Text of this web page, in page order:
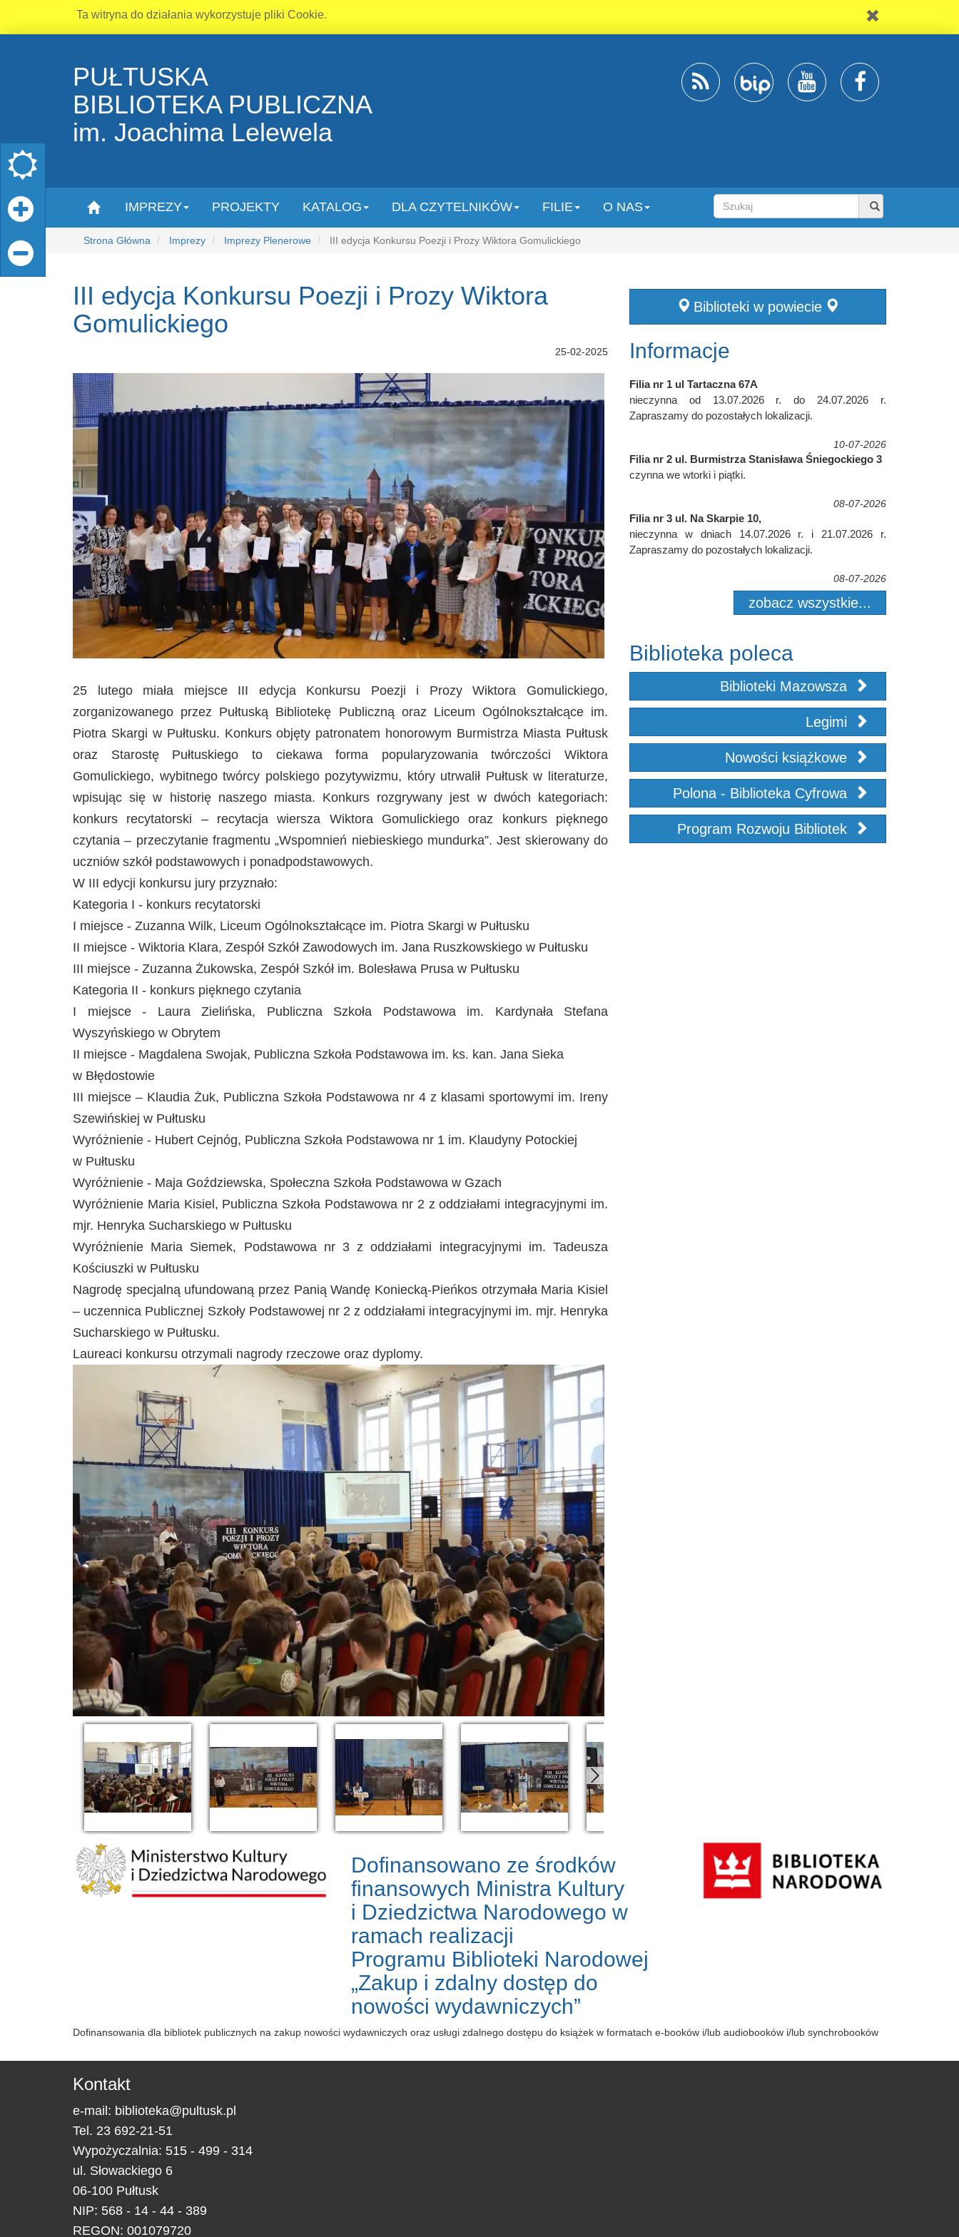
Ta witryna do działania wykorzystuje pliki Cookie.
PUŁTUSKA
BIBLIOTEKA PUBLICZNA
im. Joachima Lelewela
IMPREZY PROJEKTY KATALOG DLA CZYTELNIKÓW FILIE O NAS
Strona Główna Imprezy Imprezy Plenerowe III edycja Konkursu Poezji i Prozy Wiktora Gomulickiego
III edycja Konkursu Poezji i Prozy Wiktora
Gomulickiego
25-02-2025
25 lutego miała miejsce III edycja Konkursu Poezji i Prozy Wiktora Gomulickiego,
zorganizowanego przez Pułtuską Bibliotekę Publiczną oraz Liceum Ogólnokształcące im.
Piotra Skargi w Pułtusku. Konkurs objęty patronatem honorowym Burmistrza Miasta Pułtusk
oraz Starostę Pułtuskiego to ciekawa forma popularyzowania twórczości Wiktora
Gomulickiego, wybitnego twórcy polskiego pozytywizmu, który utrwalił Pułtusk w literaturze,
wpisując się w historię naszego miasta. Konkurs rozgrywany jest w dwóch kategoriach:
konkurs recytatorski – recytacja wiersza Wiktora Gomulickiego oraz konkurs pięknego
czytania – przeczytanie fragmentu „Wspomnień niebieskiego mundurka”. Jest skierowany do
uczniów szkół podstawowych i ponadpodstawowych.
W III edycji konkursu jury przyznało:
Kategoria I - konkurs recytatorski
I miejsce - Zuzanna Wilk, Liceum Ogólnokształcące im. Piotra Skargi w Pułtusku
II miejsce - Wiktoria Klara, Zespół Szkół Zawodowych im. Jana Ruszkowskiego w Pułtusku
III miejsce - Zuzanna Żukowska, Zespół Szkół im. Bolesława Prusa w Pułtusku
Kategoria II - konkurs pięknego czytania
I miejsce - Laura Zielińska, Publiczna Szkoła Podstawowa im. Kardynała Stefana
Wyszyńskiego w Obrytem
II miejsce - Magdalena Swojak, Publiczna Szkoła Podstawowa im. ks. kan. Jana Sieka
w Błędostowie
III miejsce – Klaudia Żuk, Publiczna Szkoła Podstawowa nr 4 z klasami sportowymi im. Ireny
Szewińskiej w Pułtusku
Wyróżnienie - Hubert Cejnóg, Publiczna Szkoła Podstawowa nr 1 im. Klaudyny Potockiej
w Pułtusku
Wyróżnienie - Maja Goździewska, Społeczna Szkoła Podstawowa w Gzach
Wyróżnienie Maria Kisiel, Publiczna Szkoła Podstawowa nr 2 z oddziałami integracyjnymi im.
mjr. Henryka Sucharskiego w Pułtusku
Wyróżnienie Maria Siemek, Podstawowa nr 3 z oddziałami integracyjnymi im. Tadeusza
Kościuszki w Pułtusku
Nagrodę specjalną ufundowaną przez Panią Wandę Koniecką-Pieńkos otrzymała Maria Kisiel
– uczennica Publicznej Szkoły Podstawowej nr 2 z oddziałami integracyjnymi im. mjr. Henryka
Sucharskiego w Pułtusku.
Laureaci konkursu otrzymali nagrody rzeczowe oraz dyplomy.
Biblioteki w powiecie
Informacje
Filia nr 1 ul Tartaczna 67A
nieczynna od 13.07.2026 r. do 24.07.2026 r.
Zapraszamy do pozostałych lokalizacji.
10-07-2026
Filia nr 2 ul. Burmistrza Stanisława Śniegockiego 3
czynna we wtorki i piątki.
08-07-2026
Filia nr 3 ul. Na Skarpie 10,
nieczynna w dniach 14.07.2026 r. i 21.07.2026 r.
Zapraszamy do pozostałych lokalizacji.
08-07-2026
zobacz wszystkie...
Biblioteka poleca
Biblioteki Mazowsza
Legimi
Nowości książkowe
Polona - Biblioteka Cyfrowa
Program Rozwoju Bibliotek
Dofinansowano ze środków
finansowych Ministra Kultury
i Dziedzictwa Narodowego w
ramach realizacji
Programu Biblioteki Narodowej
„Zakup i zdalny dostęp do
nowości wydawniczych”
Dofinansowania dla bibliotek publicznych na zakup nowości wydawniczych oraz usługi zdalnego dostępu do książek w formatach e-booków i/lub audiobooków i/lub synchrobooków
Kontakt
e-mail: biblioteka@pultusk.pl
Tel. 23 692-21-51
Wypożyczalnia: 515 - 499 - 314
ul. Słowackiego 6
06-100 Pułtusk
NIP: 568 - 14 - 44 - 389
REGON: 001079720